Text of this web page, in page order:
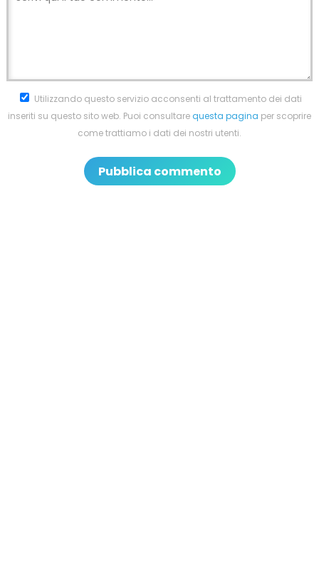
Utilizzando questo servizio acconsenti al trattamento dei dati
inseriti su questo sito web. Puoi consultarequesta pagina per scoprire
come trattiamo i dati dei nostri utenti.